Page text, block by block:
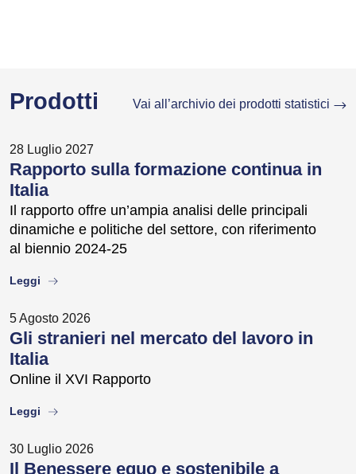
Prodotti Vai all’archivio dei prodotti statistici
28 Luglio 2027
Rapporto sulla formazione continua in
Italia
Il rapporto offre un’ampia analisi delle principali
dinamiche e politiche del settore, con riferimento
al biennio 2024-25
Leggi about
5 Agosto 2026
Gli stranieri nel mercato del lavoro in
Italia
Online il XVI Rapporto
Leggi about
30 Luglio 2026
Il Benessere equo e sostenibile a